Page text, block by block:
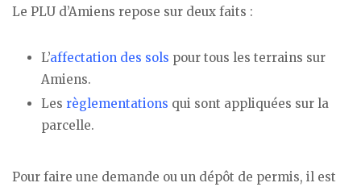
Le PLU d’Amiens repose sur deux faits :
L’affectation des sols pour tous les terrains sur
Amiens.
Les règlementations qui sont appliquées sur la
parcelle.
Pour faire une demande ou un dépôt de permis, il est